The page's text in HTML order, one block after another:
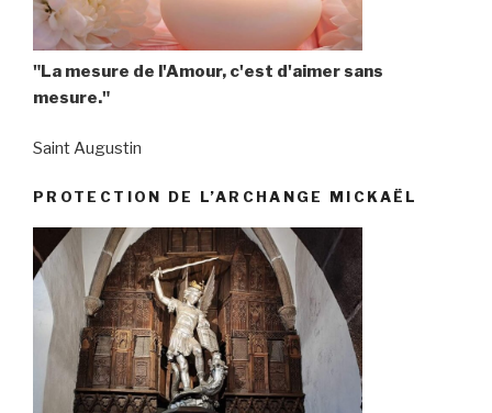
"La mesure de l'Amour, c'est d'aimer sans
mesure."
Saint Augustin
PROTECTION DE L’ARCHANGE MICKAËL